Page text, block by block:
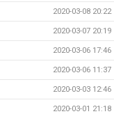
2020-03-08 20:22
2020-03-07 20:19
2020-03-06 17:46
2020-03-06 11:37
2020-03-03 12:46
2020-03-01 21:18